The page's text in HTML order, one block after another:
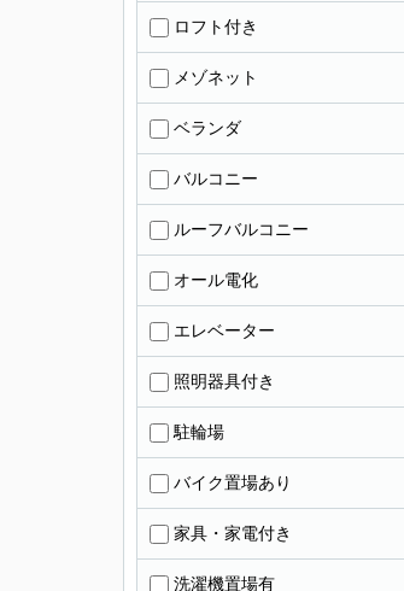
ロフト付き
メゾネット
ベランダ
バルコニー
ルーフバルコニー
オール電化
エレベーター
照明器具付き
駐輪場
バイク置場あり
家具・家電付き
洗濯機置場有